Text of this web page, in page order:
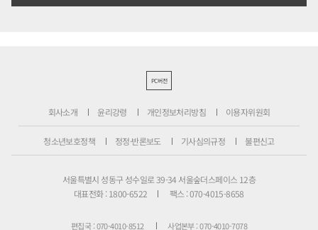
PC버전
회사소개 윤리강령 개인정보처리방침 이용자위원회
청소년보호정책 정정·반론보도 기사심의규정 불편신고
서울특별시 성동구 성수일로 39-34 서울숲더스페이스 12층
대표전화 : 1800-6522
팩스 : 070-4015-8658
편집국 : 070-4010-8512 사업본부 : 070-4010-7078